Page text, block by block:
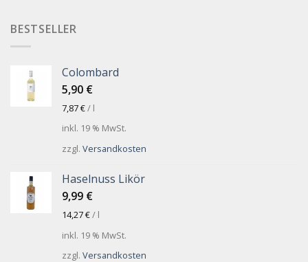
BESTSELLER
Colombard
5,90 €
7,87€/ l
inkl. 19 % MwSt.
zzgl. Versandkosten
Haselnuss Likör
9,99 €
14,27€/ l
inkl. 19 % MwSt.
zzgl. Versandkosten